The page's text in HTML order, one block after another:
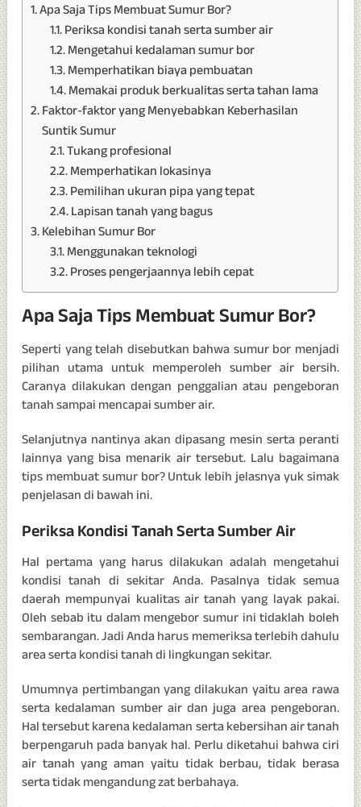
Apa Saja Tips Membuat Sumur Bor?
Periksa kondisi tanah serta sumber air
Mengetahui kedalaman sumur bor
Memperhatikan biaya pembuatan
Memakai produk berkualitas serta tahan lama
Faktor-faktor yang Menyebabkan Keberhasilan
Suntik Sumur
Tukang profesional
Memperhatikan lokasinya
Pemilihan ukuran pipa yang tepat
Lapisan tanah yang bagus
Kelebihan Sumur Bor
Menggunakan teknologi
Proses pengerjaannya lebih cepat
Apa Saja Tips Membuat Sumur Bor?
Seperti yang telah disebutkan bahwa sumur bor menjadi
pilihan utama untuk memperoleh sumber air bersih.
Caranya dilakukan dengan penggalian atau pengeboran
tanah sampai mencapai sumber air.
Selanjutnya nantinya akan dipasang mesin serta peranti
lainnya yang bisa menarik air tersebut. Lalu bagaimana
tips membuat sumur bor? Untuk lebih jelasnya yuk simak
penjelasan di bawah ini.
Periksa Kondisi Tanah Serta Sumber Air
Hal pertama yang harus dilakukan adalah mengetahui
kondisi tanah di sekitar Anda. Pasalnya tidak semua
daerah mempunyai kualitas air tanah yang layak pakai.
Oleh sebab itu dalam mengebor sumur ini tidaklah boleh
sembarangan. Jadi Anda harus memeriksa terlebih dahulu
area serta kondisi tanah di lingkungan sekitar.
Umumnya pertimbangan yang dilakukan yaitu area rawa
serta kedalaman sumber air dan juga area pengeboran.
Hal tersebut karena kedalaman serta kebersihan air tanah
berpengaruh pada banyak hal. Perlu diketahui bahwa ciri
air tanah yang aman yaitu tidak berbau, tidak berasa
serta tidak mengandung zat berbahaya.